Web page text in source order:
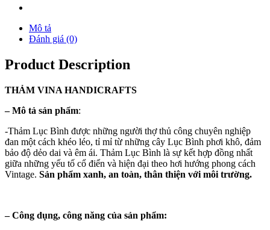
Mô tả
Đánh giá (0)
Product Description
THẢM VINA HANDICRAFTS
–Mô tả sản phẩm:
-Thảm Lục Bình được những người thợ thủ công chuyên nghiệp
đan một cách khéo léo, tỉ mỉ từ những cây Lục Bình phơi khô, đảm
bảo độ dẻo dai và êm ái. Thảm Lục Bình là sự kết hợp đồng nhất
giữa những yếu tố cổ điển và hiện đại theo hơi hướng phong cách
Vintage. Sản phẩm xanh, an toàn, thân thiện với môi trường.
–Công dụng, công năng của sản phẩm: